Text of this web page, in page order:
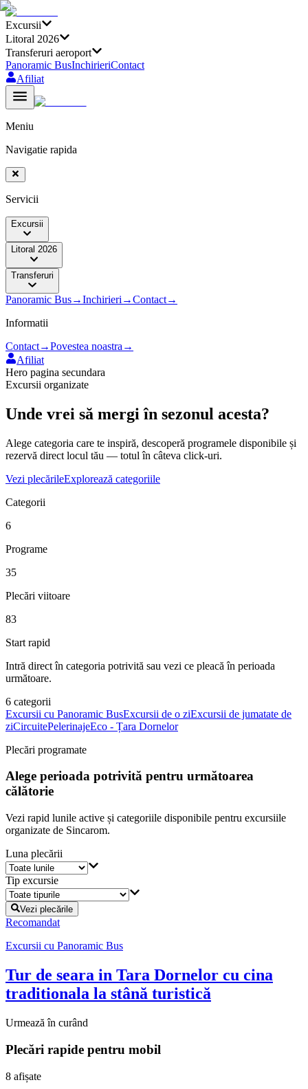
Excursii
Litoral 2026
Transferuri aeroport
Panoramic BusInchirieriContact
Afiliat
Meniu
Navigatie rapida
Servicii
Excursii
Litoral 2026
Transferuri
Panoramic Bus→Inchirieri →Contact→
Informatii
Contact→Povestea noastra →
Afiliat
Hero pagina secundara
Excursii organizate
Unde vrei să mergi în sezonul acesta?
Alege categoria care te inspiră, descoperă programele disponibile și
rezervă direct locul tău — totul în câteva click-uri.
Vezi plecărileExplorează categoriile
Categorii
6
Programe
35
Plecări viitoare
83
Start rapid
Intră direct în categoria potrivită sau vezi ce pleacă în perioada
următoare.
6 categorii
Excursii cu Panoramic BusExcursii de o ziExcursii de jumatate de
ziCircuitePelerinajeEco - Țara Dornelor
Plecări programate
Alege perioada potrivită pentru următoarea
călătorie
Vezi rapid lunile active și categoriile disponibile pentru excursiile
organizate de Sincarom.
Luna plecării
Tip excursie
Vezi plecările
Recomandat
Excursii cu Panoramic Bus
Tur de seara in Tara Dornelor cu cina
traditionala la stână turistică
Urmează în curând
Plecări rapide pentru mobil
8 afișate